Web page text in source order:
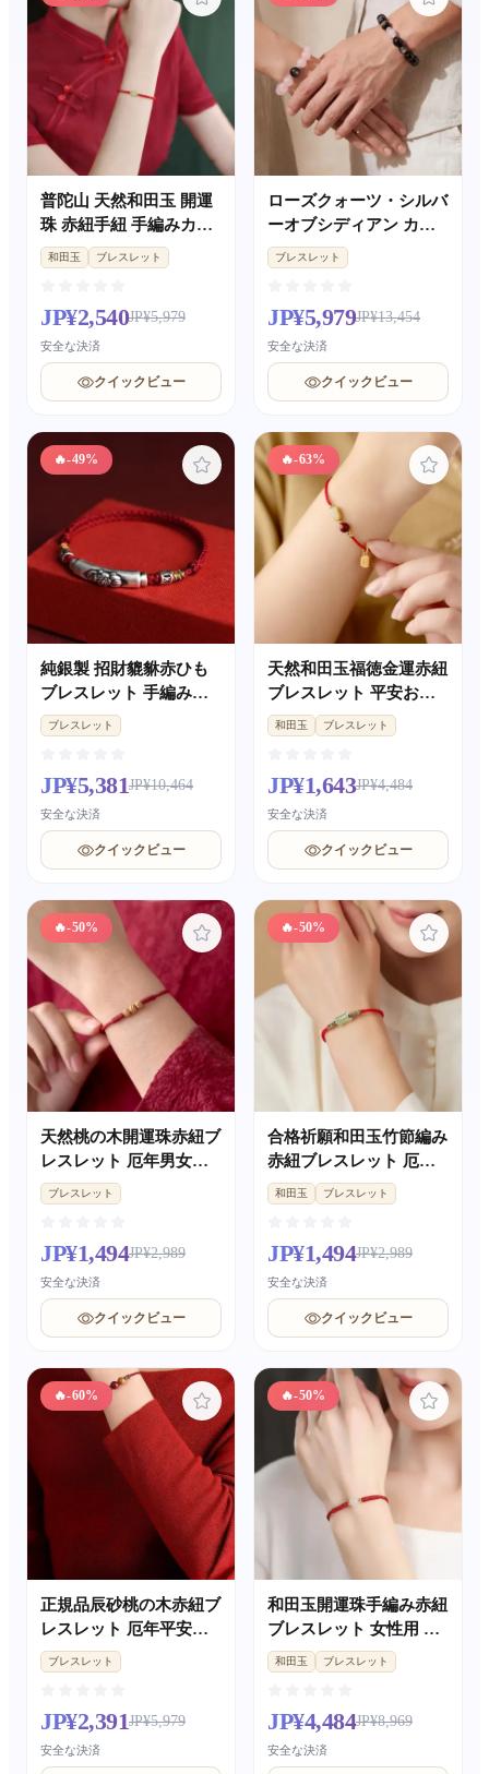
普陀山 天然和田玉 開運
珠 赤紐手紐 手編みカッ
プルブレスレット 祈願
ギフト
和田玉 ブレスレット
JP¥2,540JP¥5,979
安全な決済
クイックビュー
ローズクォーツ・シルバ
ーオブシディアン カッ
プルブレスレット バレ
ンタイン記念日ギフト
ブレスレット
JP¥5,979JP¥13,454
安全な決済
クイックビュー
🔥-49%
純銀製 招財貔貅赤ひも
ブレスレット 手編み転
運珠 男女兼用本命年 金
運アップ
ブレスレット
JP¥5,381JP¥10,464
安全な決済
クイックビュー
🔥-63%
天然和田玉福徳金運赤紐
ブレスレット 平安お守
り 男女兼用プレゼント
和田玉 ブレスレット
JP¥1,643JP¥4,484
安全な決済
クイックビュー
🔥-50%
天然桃の木開運珠赤紐ブ
レスレット 厄年男女兼
用 子供おびえ防止お守
り
ブレスレット
JP¥1,494JP¥2,989
安全な決済
クイックビュー
🔥-50%
合格祈願和田玉竹節編み
赤紐ブレスレット 厄年
男女兼用 受験生お守り
手輪v
和田玉 ブレスレット
JP¥1,494JP¥2,989
安全な決済
クイックビュー
🔥-60%
正規品辰砂桃の木赤紐ブ
レスレット 厄年平安開
運珠 男女兼用ギフト
ブレスレット
JP¥2,391JP¥5,979
安全な決済
🔥-50%
和田玉開運珠手編み赤紐
ブレスレット 女性用 バ
レンタインデー彼女への
ギフト
和田玉 ブレスレット
JP¥4,484JP¥8,969
安全な決済